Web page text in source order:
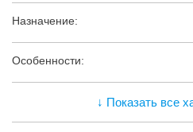
Назначение:
Особенности:
↓ Показать все